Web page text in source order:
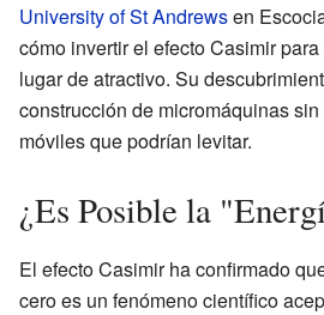
University of St Andrewsen
cómo invertir el efecto Casimir
lugar de atractivo. Su
construcción de micromáquinas
móviles que podrían levitar.
¿Es Posible la
El efecto Casimir ha confirmado
cero es un fenómeno científico